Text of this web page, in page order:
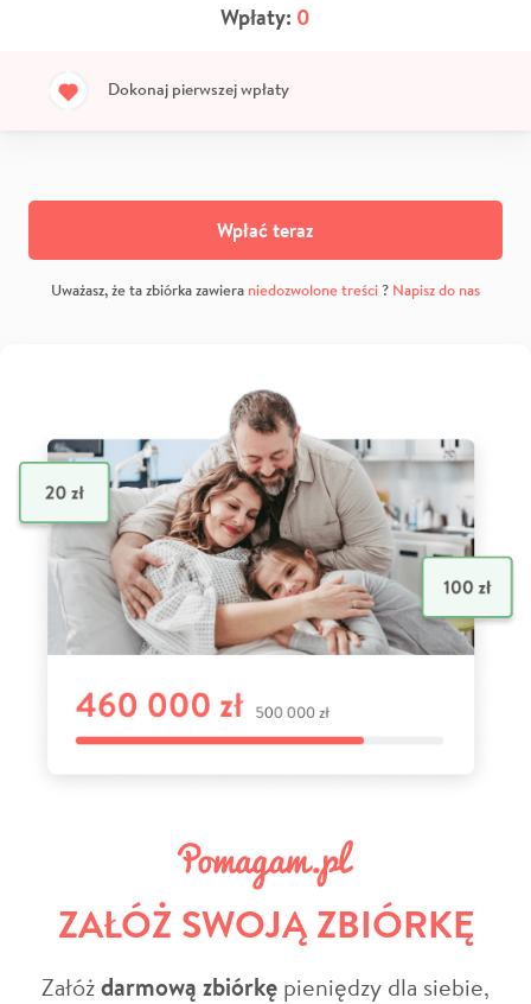
Wpłaty: 0
Dokonaj pierwszej wpłaty
Wpłać teraz
Uważasz, że ta zbiórka zawiera niedozwolone treści? Napisz do nas
ZAŁÓŻ SWOJĄ ZBIÓRKĘ
Załóżdarmową zbiórkę pieniędzy dla siebie,